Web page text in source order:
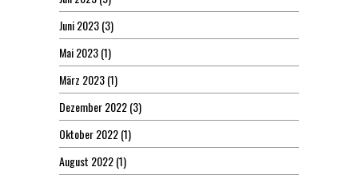
Juni 2023(3)
Mai 2023(1)
März 2023(1)
Dezember 2022(3)
Oktober 2022(1)
August 2022(1)